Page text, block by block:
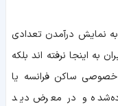
به نمایش درآمدن تعدادی
به اینجا نرفته اند بلکه
ساکن فرانسه یا
شده و در معرض دید